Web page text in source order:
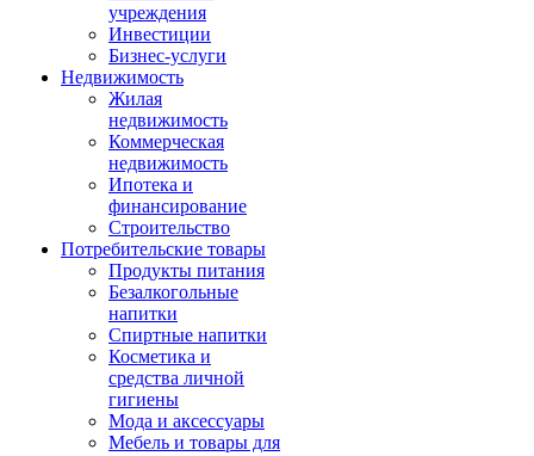
учреждения
Инвестиции
Бизнес-услуги
Недвижимость
Жилая
недвижимость
Коммерческая
недвижимость
Ипотека и
финансирование
Строительство
Потребительские товары
Продукты питания
Безалкогольные
напитки
Спиртные напитки
Косметика и
средства личной
гигиены
Мода и аксессуары
Мебель и товары для